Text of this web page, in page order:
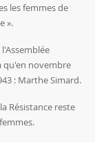
les femmes de
».
qu'en novembre
: Marthe Simard.
Résistance reste